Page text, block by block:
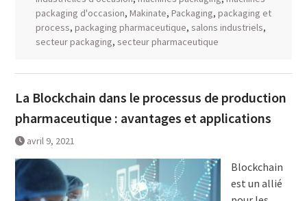
packaging d'occasion, Makinate, Packaging, packaging et
process, packaging pharmaceutique, salons industriels,
secteur packaging, secteur pharmaceutique
La Blockchain dans le processus de production
pharmaceutique : avantages et applications
avril 9, 2021
Blockchain
est un allié